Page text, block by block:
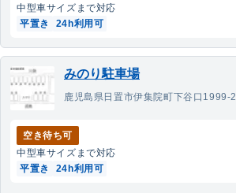
中型車サイズまで対応
平置き
24h利用可
みのり駐車場
鹿児島県日置市伊集院町下谷口1999-2
空き待ち可
中型車サイズまで対応
平置き
24h利用可